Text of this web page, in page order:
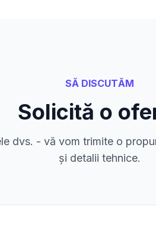
SĂ DISCUTĂM
Solicită o
dvs. - vă vom trimite o
și detalii tehnice.